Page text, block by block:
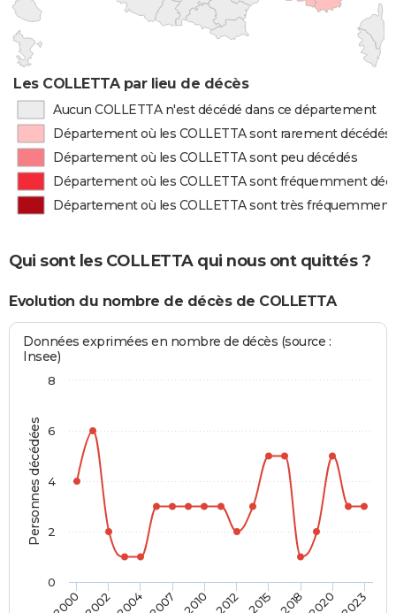
Les COLLETTA par lieu de décès
Aucun COLLETTA n'est décédé dans ce département
Département où les COLLETTA sont rarement décédés
Département où les COLLETTA sont peu décédés
Département où les COLLETTA sont fréquemment
Département où les COLLETTA sont très fréquemment
Qui sont les COLLETTA qui nous ont quittés ?
Evolution du nombre de décès de COLLETTA
Personnes décédées
Données exprimées en nombre de décès (source :
Insee)
2000 20022004 2007 2010 2012 2015 2018 2020 2023
0
2
4
6
8